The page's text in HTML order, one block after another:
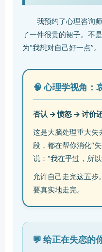
我预约了心理咨询
了一件很贵的裙子。不
为“我想对自己好一点”。
🧠 心理学视角：
否认 → 愤怒 → 讨价
这是大脑处理重大失
段，都在帮你消化“
说：“我在乎过，所
允许自己走完这五步
要真实地走完。
💬 给正在失恋的